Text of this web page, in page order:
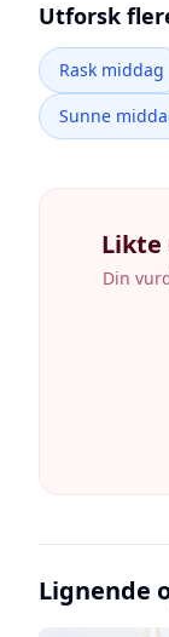
Utforsk
Rask middag
Sunne
Likte
Din
Lignende